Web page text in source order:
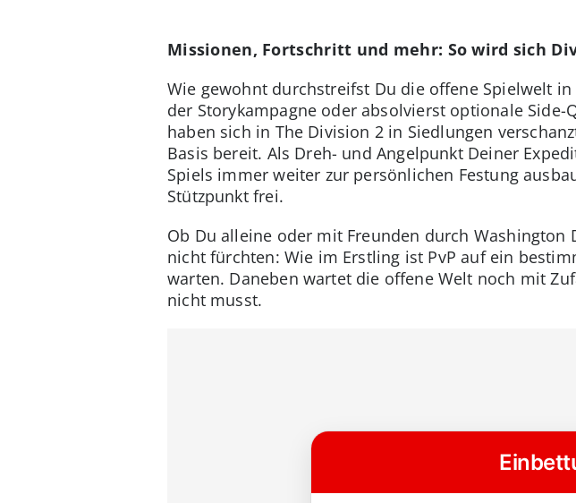
Missionen, Fortschritt und mehr: So wird sich
Wie gewohnt durchstreifst Du die offene Spielwelt
der Storykampagne oder absolvierst optionale
haben sich in The Division 2 in Siedlungen
Basis bereit. Als Dreh- und Angelpunkt Deiner
Spiels immer weiter zur persönlichen Festung
Stützpunkt frei.
Ob Du alleine oder mit Freunden durch Washington
nicht fürchten: Wie im Erstling ist PvP auf ein
warten. Daneben wartet die offene Welt noch mit
nicht musst.